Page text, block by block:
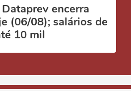
encerra
(06/08); salários de
10 mil